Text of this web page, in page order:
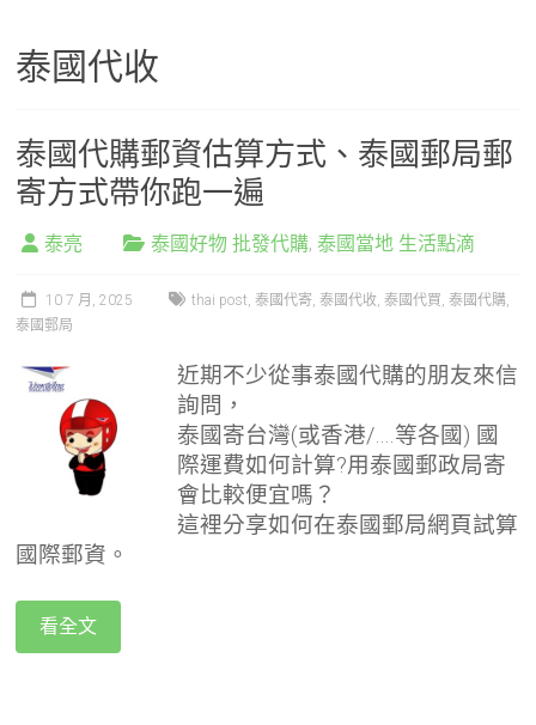
泰國代收
泰國代購郵資估算方式、泰國郵局郵
寄方式帶你跑一遍
泰亮 泰國好物 批發代購,泰國當地 生活點滴
10 7 月, 2025 thai post,泰國代寄,泰國代收,泰國代買,泰國代購,
泰國郵局
近期不少從事泰國代購的朋友來信
詢問，
泰國寄台灣(或香港/….等各國) 國
際運費如何計算?用泰國郵政局寄
會比較便宜嗎？
這裡分享如何在泰國郵局網頁試算
國際郵資。
看全文